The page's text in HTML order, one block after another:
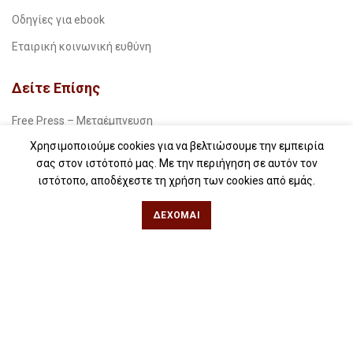
Οδηγίες για ebook
Εταιρική κοινωνική ευθύνη
Δείτε Επίσης
Free Press – Μεταέμπνευση
Για βιβλιοπωλεία
Για λέσχες ανάγνωσης
Χρησιμοποιούμε cookies για να βελτιώσουμε την εμπειρία
σας στον ιστότοπό μας. Με την περιήγηση σε αυτόν τον
ιστότοπο, αποδέχεστε τη χρήση των cookies από εμάς.
ΔΈΧΟΜΑΙ